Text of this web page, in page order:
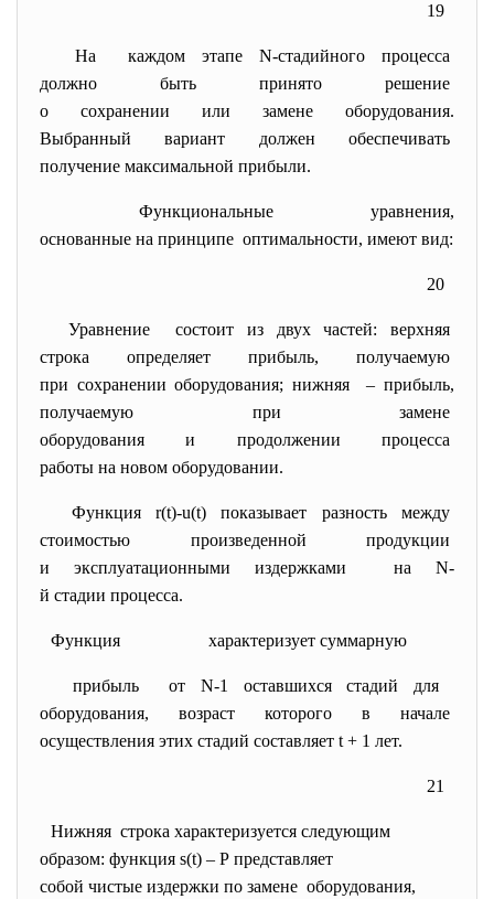
19
На каждом этапе N-стадийного процесса
должно быть принято решение
о сохранении или замене оборудования.
Выбранный вариант должен обеспечивать
получение максимальной прибыли.
Функциональные уравнения,
основанные на принципе оптимальности, имеют вид:
20
Уравнение состоит из двух частей: верхняя
строка определяет прибыль, получаемую
при сохранении оборудования; нижняя – прибыль,
получаемую при замене
оборудования и продолжении процесса
работы на новом оборудовании.
Функция r(t)-u(t) показывает разность между
стоимостью произведенной продукции
и эксплуатационными издержками на N-
й стадии процесса.
Функция характеризует суммарную
прибыль от N-1 оставшихся стадий для
оборудования, возраст которого в начале
осуществления этих стадий составляет t + 1 лет.
21
Нижняя строка характеризуется следующим
образом: функция s(t) – Р представляет
собой чистые издержки по замене оборудования,